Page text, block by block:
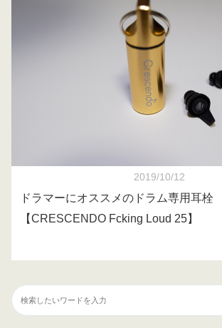
2019/10/12
ドラマーにオススメのドラム専用耳栓
【CRESCENDO Fcking Loud 25】